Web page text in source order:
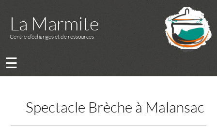
La Marmite
Centre d’échanges et de ressources
☰
Spectacle Brèche à Malansac